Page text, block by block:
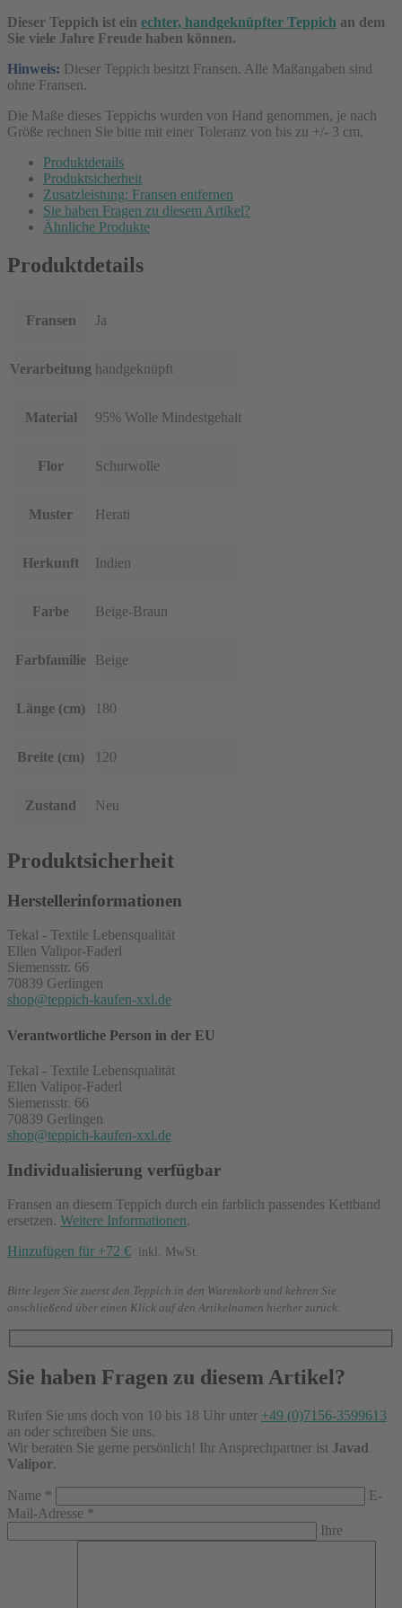
Dieser Teppich ist ein echter, handgeknüpfter Teppich an dem
Sie viele Jahre Freude haben können.
Hinweis: Dieser Teppich besitzt Fransen. Alle Maßangaben sind
ohne Fransen.
Die Maße dieses Teppichs wurden von Hand genommen, je nach
Größe rechnen Sie bitte mit einer Toleranz von bis zu +/- 3 cm.
Produktdetails
Produktsicherheit
Zusatzleistung: Fransen entfernen
Sie haben Fragen zu diesem Artikel?
Ähnliche Produkte
Produktdetails
Fransen Ja
Verarbeitung handgeknüpft
Material 95% Wolle Mindestgehalt
Flor Schurwolle
Muster Herati
Herkunft Indien
Farbe Beige-Braun
Farbfamilie Beige
Länge (cm) 180
Breite (cm) 120
Zustand Neu
Produktsicherheit
Herstellerinformationen
Tekal - Textile Lebensqualität
Ellen Valipor-Faderl
Siemensstr. 66
70839 Gerlingen
shop@teppich-kaufen-xxl.de
Verantwortliche Person in der EU
Tekal - Textile Lebensqualität
Ellen Valipor-Faderl
Siemensstr. 66
70839 Gerlingen
shop@teppich-kaufen-xxl.de
Individualisierung verfügbar
Fransen an diesem Teppich durch ein farblich passendes Kettband
ersetzen. Weitere Informationen.
Hinzufügen für +72 € inkl. MwSt.
Bitte legen Sie zuerst den Teppich in den Warenkorb und kehren Sie
anschließend über einen Klick auf den Artikelnamen hierher zurück.
Sie haben Fragen zu diesem Artikel?
Rufen Sie uns doch von 10 bis 18 Uhr unter +49 (0)7156-3599613
an oder schreiben Sie uns.
Wir beraten Sie gerne persönlich! Ihr Ansprechpartner ist Javad
Valipor.
Name *
E-
Mail-Adresse *
Ihre